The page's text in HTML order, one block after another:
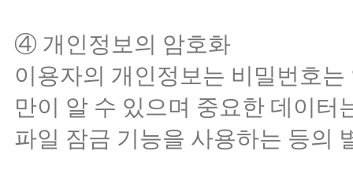
④ 개인정보의 암호화
이용자의 개인정보는 비밀번호
만이 알 수 있으며 중요한 데이터
파일 잠금 기능을 사용하는 등의